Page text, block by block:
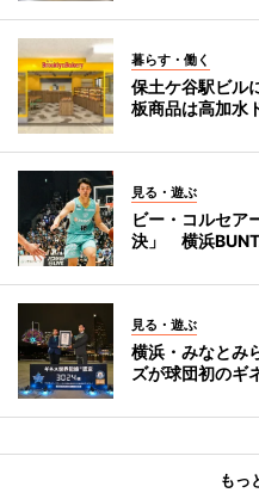
暮らす・働く
保土ケ谷駅ビル
板商品は高加水
見る・遊ぶ
ビー・コルセア
決」 横浜
見る・遊ぶ
横浜・みなとみ
ズが球団初のギ
もっ